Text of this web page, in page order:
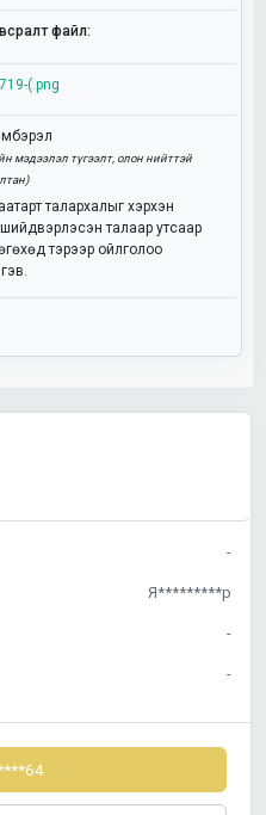
файл:
(.png
мэдээлэл түгээлт, олон нийттэй
талархалыг хэрхэн
талаар утсаар
тэрээр ойлголоо
-
Я*********р
-
-